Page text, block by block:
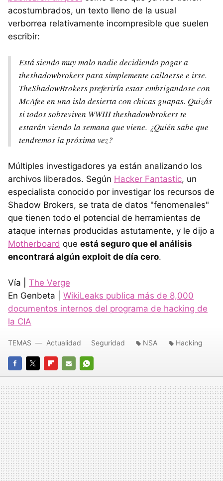
acostumbrados, un texto lleno de la usual
verborrea relativamente incompresible que suelen
escribir:
Está siendo muy malo nadie decidiendo pagar a
theshadowbrokers para simplemente callaerse e irse.
TheShadowBrokers preferiría estar embrigandose con
McAfee en una isla desierta con chicas guapas. Quizás
si todos sobreviven WWIII theshadowbrokers te
estarán viendo la semana que viene. ¿Quién sabe que
tendremos la próxima vez?
Múltiples investigadores ya están analizando los
archivos liberados. Según Hacker Fantastic, un
especialista conocido por investigar los recursos de
Shadow Brokers, se trata de datos "fenomenales"
que tienen todo el potencial de herramientas de
ataque internas producidas astutamente, y le dijo a
Motherboard que está seguro que el análisis
encontrará algún exploit de día cero.
Vía | The Verge
En Genbeta | WikiLeaks publica más de 8,000
documentos internos del programa de hacking de
la CIA
FACEBOOK
TWITTERFLIPBOARD
E-
MAIL
WHATSAPP
TEMAS Actualidad Seguridad NSA Hacking